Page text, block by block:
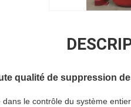
qualité de suppression
dans le contrôle du système entier